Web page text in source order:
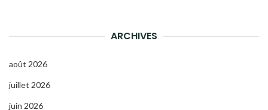
ARCHIVES
août 2026
juillet 2026
juin 2026